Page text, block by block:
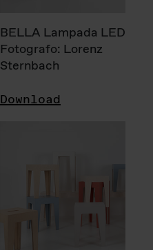
BELLA Lampada LED
Fotografo: Lorenz
Sternbach
Download